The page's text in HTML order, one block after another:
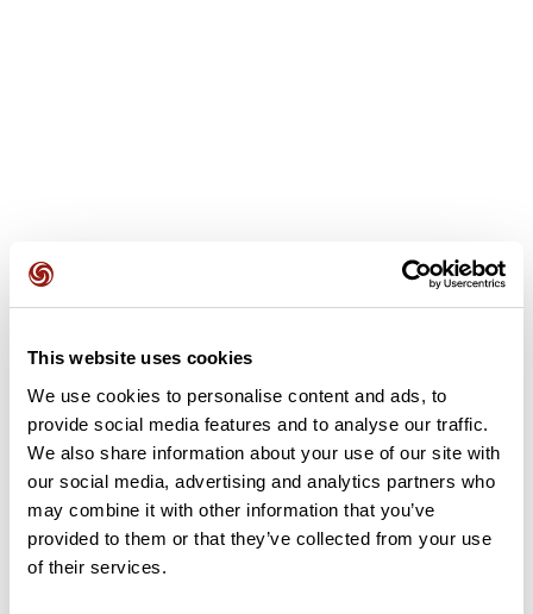
This website uses cookies
We use cookies to personalise content and ads, to
provide social media features and to analyse our traffic.
We also share information about your use of our site with
our social media, advertising and analytics partners who
may combine it with other information that you’ve
provided to them or that they’ve collected from your use
of their services.
Avis des utilisateurs
Soyez le premier à ajouter un avis !
Ajouter un avis
Résumé